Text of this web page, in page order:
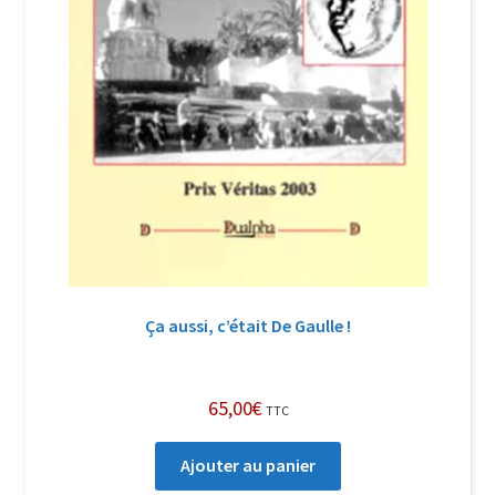
Ça aussi, c’était De Gaulle !
65,00€ TTC
Ajouter au panier